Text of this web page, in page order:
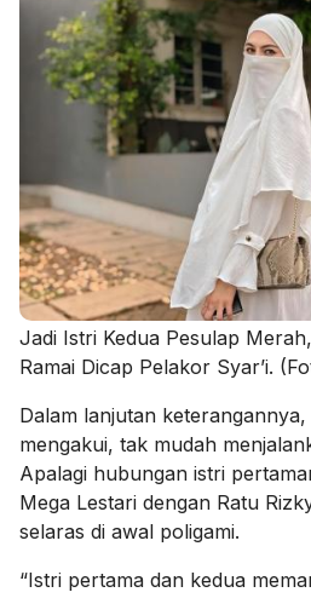
Jadi Istri Kedua Pesulap
Ramai Dicap Pelakor Syar’i.
Dalam lanjutan
mengakui, tak mudah
Apalagi hubungan istri
Mega Lestari dengan Ratu
selaras di awal poligami.
“Istri pertama dan kedua